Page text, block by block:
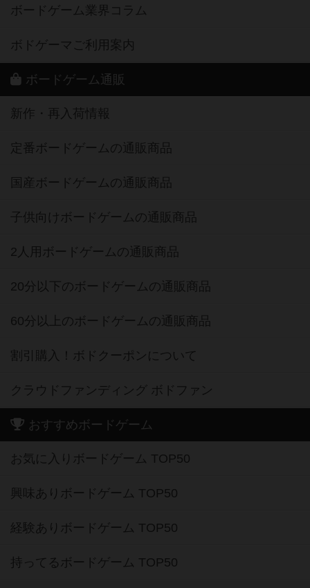
ボードゲーム業界コラム
ボドゲーマご利用案内
ボードゲーム通販
新作・再入荷情報
定番ボードゲームの通販商品
国産ボードゲームの通販商品
子供向けボードゲームの通販商品
2人用ボードゲームの通販商品
20分以下のボードゲームの通販商品
60分以上のボードゲームの通販商品
割引購入！ボドクーポンについて
クラウドファンディング ボドファン
おすすめボードゲーム
お気に入りボードゲーム TOP50
興味ありボードゲーム TOP50
経験ありボードゲーム TOP50
持ってるボードゲーム TOP50